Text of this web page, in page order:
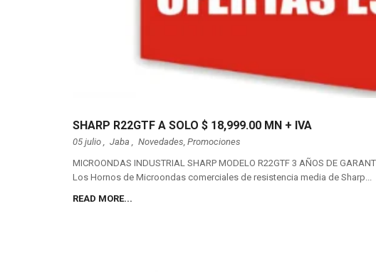
SHARP R22GTF A SOLO $ 18,999.00 MN + IVA
05 julio , Jaba Novedades Promociones
MICROONDAS INDUSTRIAL SHARP MODELO R22GTF 3 AÑOS DE
Los Hornos de Microondas comerciales de resistencia media de Sharp...
READ MORE...